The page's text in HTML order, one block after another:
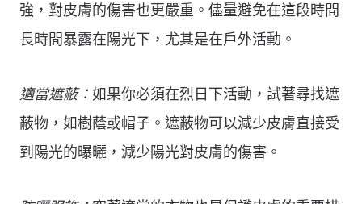
強，對皮膚的傷害也更嚴重。儘量避免在這段時間
長時間暴露在陽光下，尤其是在戶外活動。
適當遮蔽： 如果你必須在烈日下活動，試著尋找遮
蔽物，如樹蔭或帽子。遮蔽物可以減少皮膚直接受
到陽光的曝曬，減少陽光對皮膚的傷害。